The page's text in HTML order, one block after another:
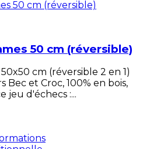
50 cm (réversible)
cm (réversible 2 en 1)
Bec et Croc, 100% en bois,
jeu d'échecs :...